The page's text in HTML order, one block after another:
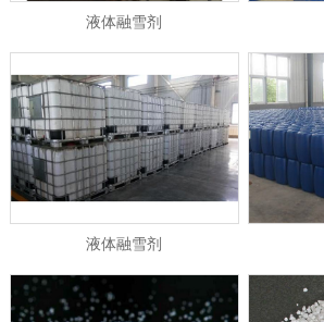
1
液体融雪剂
液体融雪剂